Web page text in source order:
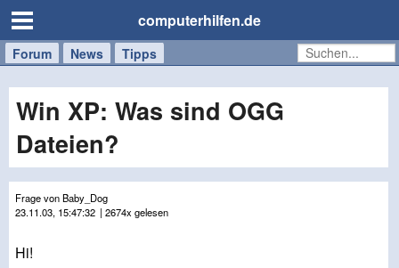
computerhilfen.de
Forum News Tipps
Handy
Tablet
Windows
Mac
Win XP: Was sind OGG
Dateien?
Frage von Baby_Dog
23.11.03, 15:47:32 | 2674x gelesen
Hi!